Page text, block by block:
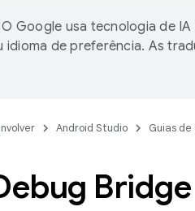
O Google usa tecnologia de
idioma de preferência. As
Android Studio Guias